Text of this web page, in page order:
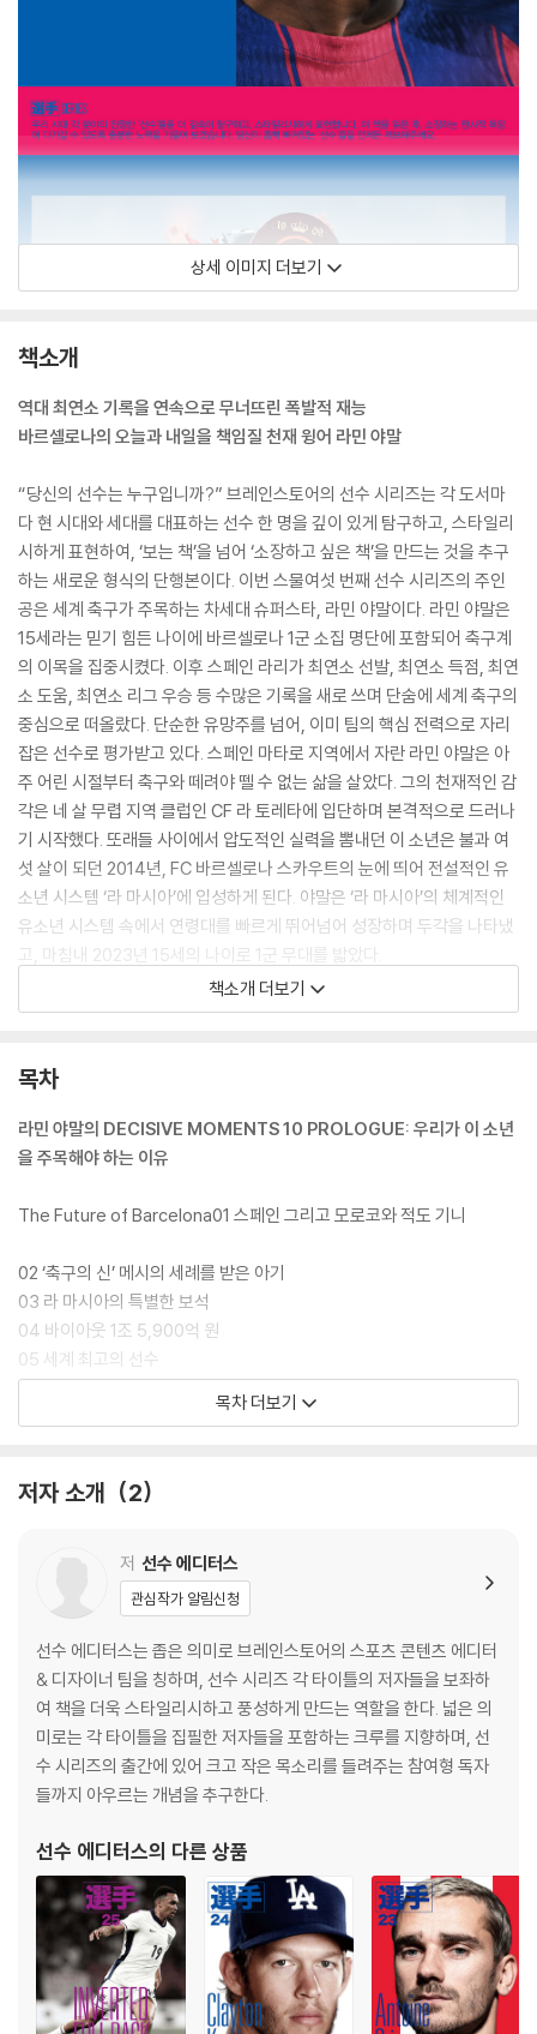
상세 이미지 더보기
책소개
역대 최연소 기록을 연속으로 무너뜨린 폭발적 재능
바르셀로나의 오늘과 내일을 책임질 천재 윙어 라민 야말
“당신의 선수는 누구입니까?” 브레인스토어의 선수 시리즈는 각 도서마
다 현 시대와 세대를 대표하는 선수 한 명을 깊이 있게 탐구하고, 스타일리
시하게 표현하여, ‘보는 책’을 넘어 ‘소장하고 싶은 책’을 만드는 것을 추구
하는 새로운 형식의 단행본이다. 이번 스물여섯 번째 선수 시리즈의 주인
공은 세계 축구가 주목하는 차세대 슈퍼스타, 라민 야말이다. 라민 야말은
15세라는 믿기 힘든 나이에 바르셀로나 1군 소집 명단에 포함되어 축구계
의 이목을 집중시켰다. 이후 스페인 라리가 최연소 선발, 최연소 득점, 최연
소 도움, 최연소 리그 우승 등 수많은 기록을 새로 쓰며 단숨에 세계 축구의
중심으로 떠올랐다. 단순한 유망주를 넘어, 이미 팀의 핵심 전력으로 자리
잡은 선수로 평가받고 있다. 스페인 마타로 지역에서 자란 라민 야말은 아
주 어린 시절부터 축구와 떼려야 뗄 수 없는 삶을 살았다. 그의 천재적인 감
각은 네 살 무렵 지역 클럽인 CF 라 토레타에 입단하며 본격적으로 드러나
기 시작했다. 또래들 사이에서 압도적인 실력을 뽐내던 이 소년은 불과 여
섯 살이 되던 2014년, FC 바르셀로나 스카우트의 눈에 띄어 전설적인 유
소년 시스템 ‘라 마시아’에 입성하게 된다. 야말은 ‘라 마시아’의 체계적인
유소년 시스템 속에서 연령대를 빠르게 뛰어넘어 성장하며 두각을 나타냈
고, 마침내 2023년 15세의 나이로 1군 무대를 밟았다.
2023년, 15세의 나이로 바르셀로나 1군 데뷔전을 치른 라민 야말은 전 세
말의 기술뿐만 아니라 그의 침착한 경기 운영 능력에 매료되었고, 이듬해
리가 역사상 최연소 선발 기록을 세운 야말을 지키기 위해 바르셀로나는
바이아웃 10억 유로(약 1조 5,910억 원)라는 금액과 함께 2026년까지의
강력한 의지이자, 야말이 팀의 새로운 상징임을 선포한 것이었다. 『선수 2
인의 미래로 거듭나는 모든 과정을 세밀하게 담아냈다. 또한, 그가 이토록
경이로운 성장을 거둘 수 있었던 배경인 바르셀로나의 유소년 시스템 ‘라
마시아’를 함께 조명하며, 한 명의 스타가 만들어지는 배경까지 깊이 있게
담아낸다. 이 책은 라민 야말이라는 한 천재의 기록을 넘어, 그를 빚어낸 바
르셀로나의 축구 철학까지 한 권에 담은 특별한 콘텐츠가 될 것이다.
책소개 더보기
목차
라민 야말의 DECISIVE MOMENTS 10 PROLOGUE: 우리가 이 소년
을 주목해야 하는 이유
The Future of Barcelona01 스페인 그리고 모로코와 적도 기니
02 ‘축구의 신’ 메시의 세례를 받은 아기
03 라 마시아의 특별한 보석
04 바이아웃 1조 5,900억 원
05 세계 최고의 선수
RECORD | 라민 야말의 최연소 신기록
COLUMN | 라민 야말은 왜 막기 어려울까?
The Future of Spain
01 스페인 A 대표팀에 등장한 16살 소년
02 유로2024에 출전한 중학생
03 스페인의 새로운 희망
COLUMN | 무적함대의 월드컵 도전기
OPINION | 스페인 역대 최고의 선수 TOP10
RANKING | 스페인 라리가 최연소 데뷔 TOP5
RANKING | FIFA 남자 월드컵 최연소 출전 TOP5
RANKING | 축구 선수 시장 가치 TOP 10
01 라 마시아의 시작
02 세계 최고의 축구 아카데미
03 라 마시아의 아버지 요한 크루이프
04 숨겨진 영웅, 오리올 토르트
COLUMN | 발롱도르를 향하여
COLUMN | 라 마시아의 위대한 밤
목차 더보기
저자 소개 2
저 선수 에디터스
관심작가 알림신청
선수 에디터스는 좁은 의미로 브레인스토어의 스포츠 콘텐츠 에디터
& 디자이너 팀을 칭하며, 선수 시리즈 각 타이틀의 저자들을 보좌하
여 책을 더욱 스타일리시하고 풍성하게 만드는 역할을 한다. 넓은 의
미로는 각 타이틀을 집필한 저자들을 포함하는 크루를 지향하며, 선
수 시리즈의 출간에 있어 크고 작은 목소리를 들려주는 참여형 독자
들까지 아우르는 개념을 추구한다.
선수 에디터스의 다른 상품